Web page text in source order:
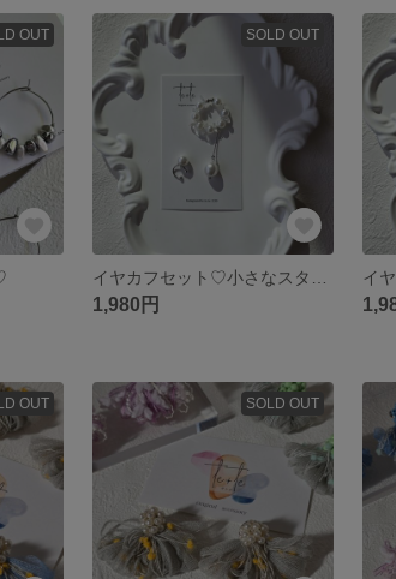
OUT SOLD OUT
1,980円
OUT SOLD OUT